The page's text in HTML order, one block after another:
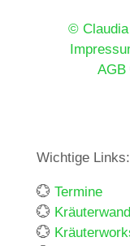
©
AGB
Wichtige Links:
💮 Termine
💮
💮